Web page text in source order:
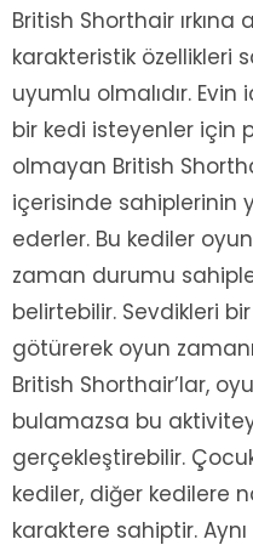
British Shorthair
karakteristik özellikleri
uyumlu olmalıdır.
bir kedi isteyenler için
olmayan British
içerisinde sahiplerinin
ederler. Bu kediler
zaman durumu
belirtebilir. Sevdikleri
götürerek oyun
British Shorthair’lar,
bulamazsa bu
gerçekleştirebilir.
kediler, diğer kedilere
karaktere sahiptir.